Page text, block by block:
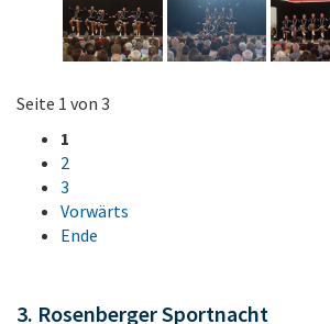
Seite 1 von 3
1
2
3
Vorwärts
Ende
3. Rosenberger Sportnacht